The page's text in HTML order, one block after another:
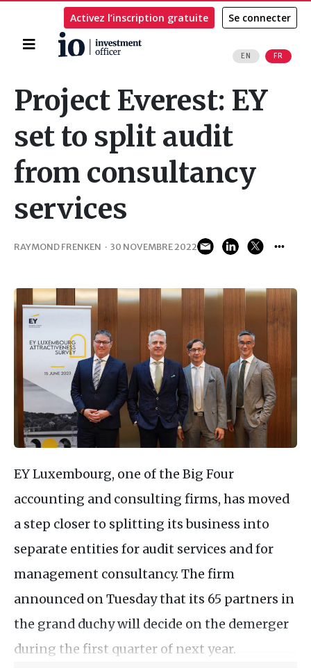
Accueil
EN FR
Activez l’inscription gratuite Se connecter
Project Everest: EY
set to split audit
from consultancy
services
RAYMOND FRENKEN · 30 NOVEMBRE 2022
EY Luxembourg, one of the Big Four
accounting and consulting firms, has moved
a step closer to splitting its business into
separate entities for audit services and for
management consultancy. The firm
announced on Tuesday that its 65 partners in
the grand duchy will decide on the demerger
during the first quarter of next year.